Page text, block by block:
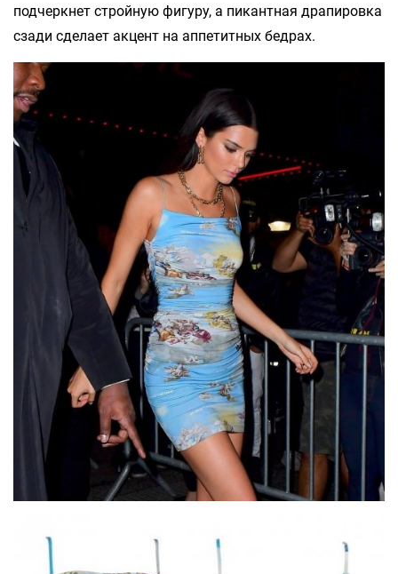
подчеркнет стройную фигуру, а пикантная драпировка
сзади сделает акцент на аппетитных бедрах.